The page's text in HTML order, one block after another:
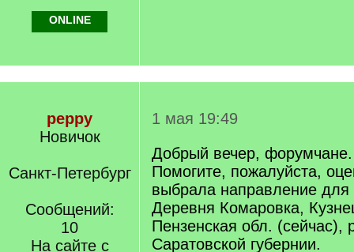
ONLINE
peppy
Новичок
Санкт-Петербург
Сообщений:
10
На сайте с
1 мая 19:49
Добрый вечер, форумчане.
Помогите, пожалуйста,
выбрала направление для
Деревня Комаровка,
Пензенская обл.
Саратовской губернии.